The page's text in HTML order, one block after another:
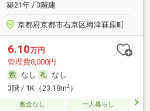
築21年 / 3階建
京都府京都市右京区梅津罧原町
6.10万円
管理費8,000円
なし
なし
3階 / 1K（23.18m2）
敷金なし
一人暮らし